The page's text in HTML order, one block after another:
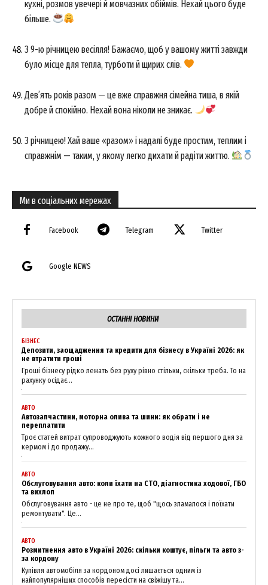
кухні, розмов увечері й мовчазних обіймів. Нехай цього буде
більше.
З 9-ю річницею весілля! Бажаємо, щоб у вашому житті завжди
було місце для тепла, турботи й щирих слів.
Дев’ять років разом — це вже справжня сімейна тиша, в якій
добре й спокійно. Нехай вона ніколи не зникає.
З річницею! Хай ваше «разом» і надалі буде простим, теплим і
справжнім — таким, у якому легко дихати й радіти життю.
Ми в соціальних мережах
Facebook Telegram Twitter
Google NEWS
ОСТАННІ НОВИНИ
БІЗНЕС
Депозити, заощадження та кредити для бізнесу в Україні 2026: як
не втратити гроші
Гроші бізнесу рідко лежать без руху рівно стільки, скільки треба. То на
рахунку осідає...
АВТО
Автозапчастини, моторна олива та шини: як обрати і не
переплатити
Троє статей витрат супроводжують кожного водія від першого дня за
кермом і до продажу...
АВТО
Обслуговування авто: коли їхати на СТО, діагностика ходової, ГБО
та вихлоп
Обслуговування авто - це не про те, щоб "щось зламалося і поїхати
ремонтувати". Це...
АВТО
Розмитнення авто в Україні 2026: скільки коштує, пільги та авто з-
за кордону
Купівля автомобіля за кордоном досі лишається одним із
найпопулярніших способів пересісти на свіжішу та...